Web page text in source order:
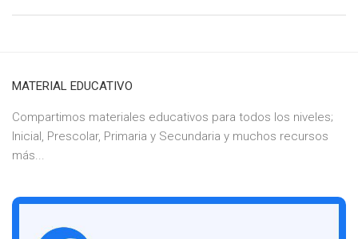
MATERIAL EDUCATIVO
Compartimos materiales educativos para todos los niveles;
Inicial, Prescolar, Primaria y Secundaria y muchos recursos
más...